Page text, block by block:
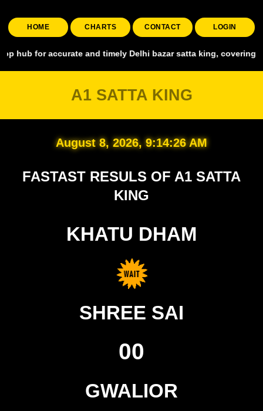
HOME CHARTS CONTACT LOGIN
and timely Delhi bazar satta king, covering all major
A1 SATTA KING
August 8, 2026, 9:14:27 AM
FASTAST RESULS OF A1 SATTA
KING
KHATU DHAM
SHREE SAI
00
GWALIOR